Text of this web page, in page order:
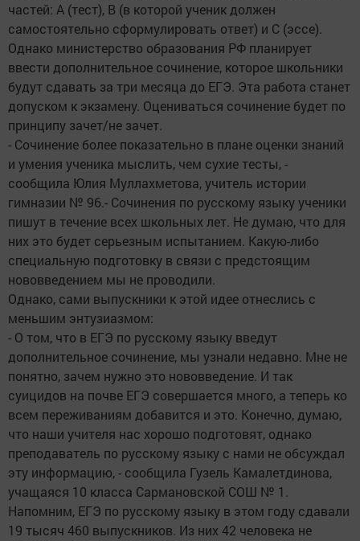
частей: А (тест), В (в которой ученик должен
самостоятельно сформулировать ответ) и С (эссе).
Однако министерство образования РФ планирует
ввести дополнительное сочинение, которое школьники
будут сдавать за три месяца до ЕГЭ. Эта работа станет
допуском к экзамену. Оцениваться сочинение будет по
принципу зачет/не зачет.
- Сочинение более показательно в плане оценки знаний
и умения ученика мыслить, чем сухие тесты, -
сообщила Юлия Муллахметова, учитель истории
гимназии № 96.- Сочинения по русскому языку ученики
пишут в течение всех школьных лет. Не думаю, что для
них это будет серьезным испытанием. Какую-либо
специальную подготовку в связи с предстоящим
нововведением мы не проводили.
Однако, сами выпускники к этой идее отнеслись с
меньшим энтузиазмом:
- О том, что в ЕГЭ по русскому языку введут
дополнительное сочинение, мы узнали недавно. Мне не
понятно, зачем нужно это нововведение. И так
суицидов на почве ЕГЭ совершается много, а теперь ко
всем переживаниям добавится и это. Конечно, думаю,
что наши учителя нас хорошо подготовят, однако
преподаватель по русскому языку с нами не обсуждал
эту информацию, - сообщила Гузель Камалетдинова,
учащаяся 10 класса Сармановской СОШ № 1.
Напомним, ЕГЭ по русскому языку в этом году сдавали
19 тысяч 460 выпускников. Из них 42 человека не